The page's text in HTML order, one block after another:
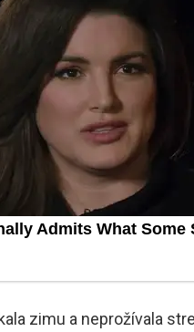
zimu a neprožívala